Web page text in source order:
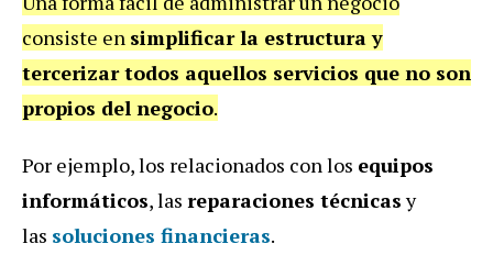
consiste en simplificar la estructura y
tercerizar todos aquellos servicios que no son
propios del negocio.
Por ejemplo, los relacionados con los equipos
informáticos, las reparaciones técnicasy
las soluciones financieras.